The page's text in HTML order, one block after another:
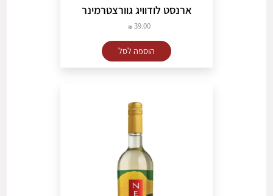
ארנסט לודוויג גוורצטרמינר
39.00
הוספה לסל